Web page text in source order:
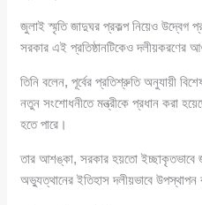
জুলাই স্মৃতি জাদুঘর প্রকল্প নিয়েও উদ্বেগ
সরকার এই প্রতিষ্ঠানটিকেও দলীয়করণের
তিনি বলেন, পূর্বের প্রতিশ্রুতি অনুযায়ী
নতুন সংশোধনীতে মন্ত্রীকে প্রধান করা
হতে পারে।
তার আশঙ্কা, সরকার হয়তো ইচ্ছাকৃতভাবে
অভ্যুত্থানের ইতিহাস দলীয়ভাবে উপস্থাপন